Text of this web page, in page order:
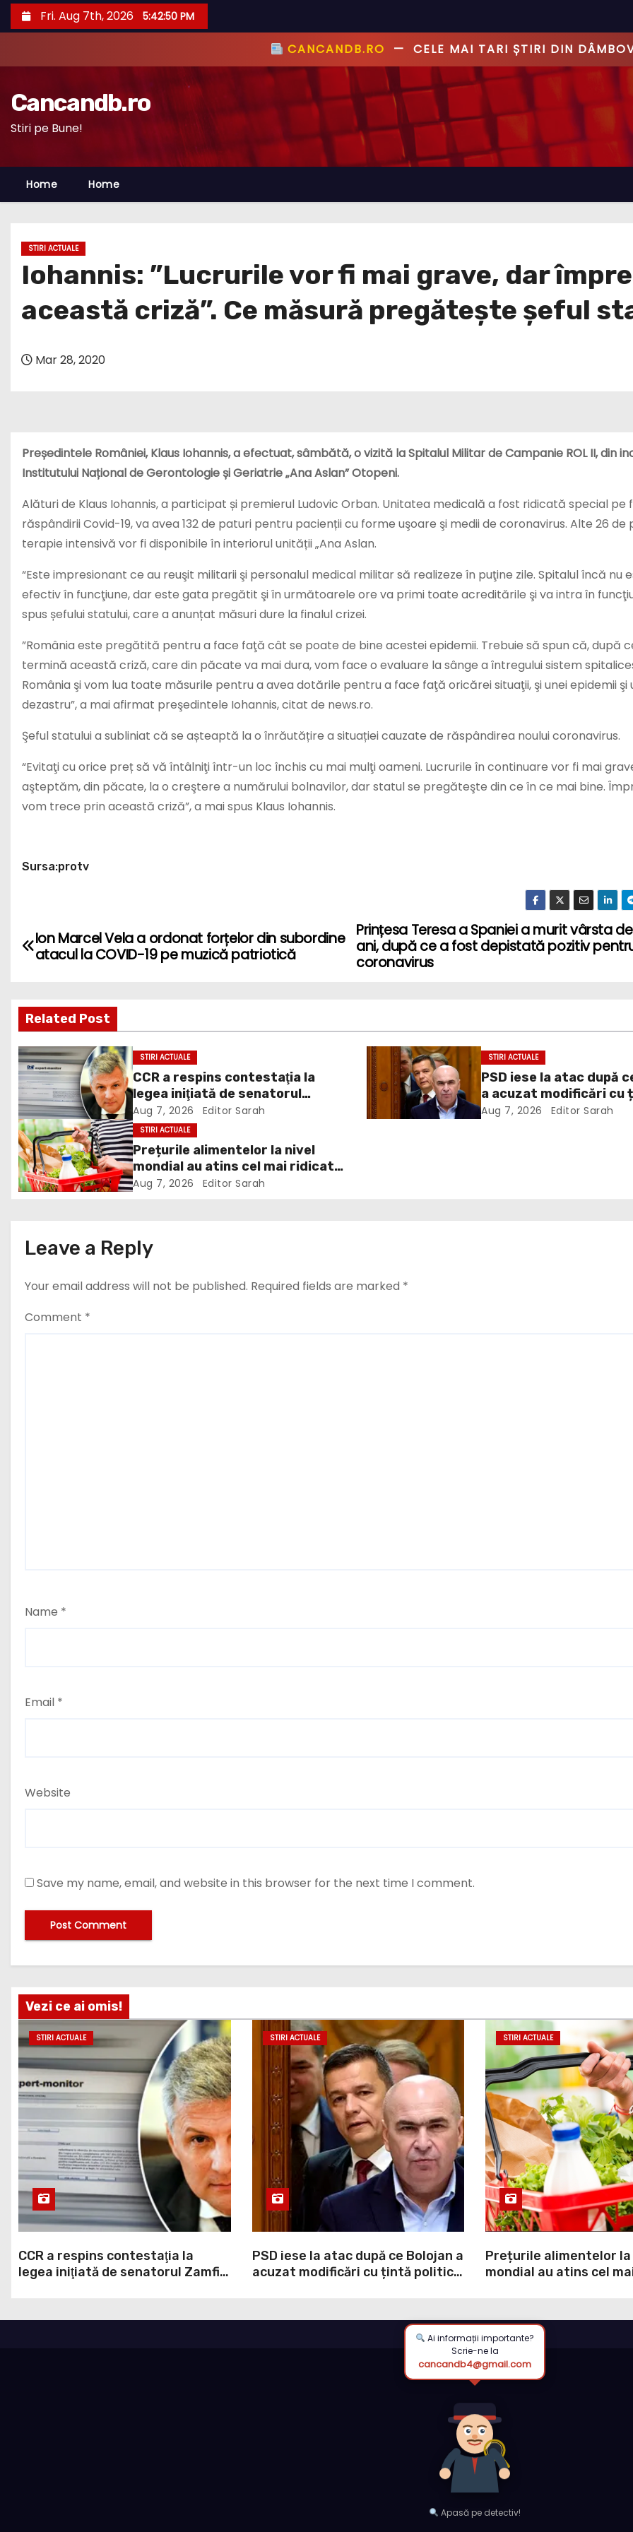
k
p
n
e
Fri. Aug 7th, 2026 5:42:51 PM
CANCANDB.RO—PRIMUL CU ȘTIREA, PRIMUL CU
Cancandb.ro
Stiri pe Bune!
Home Home
STIRI ACTUALE
Iohannis: ”Lucrurile vor fi mai grave, dar
această criză”. Ce măsură pregătește șeful
Mar 28, 2020
Președintele României, Klaus Iohannis, a efectuat, sâmbătă, o vizită la Spitalul Militar de Campanie ROL II, din
Institutului Național de Gerontologie și Geriatrie „Ana Aslan” Otopeni.
Alături de Klaus Iohannis, a participat și premierul Ludovic Orban. Unitatea medicală a fost ridicată special pe
răspândirii Covid-19, va avea 132 de paturi pentru pacienții cu forme uşoare şi medii de coronavirus. Alte 26 de
terapie intensivă vor fi disponibile în interiorul unității „Ana Aslan.
“Este impresionant ce au reuşit militarii şi personalul medical militar să realizeze în puţine zile. Spitalul încă nu
efectiv în funcţiune, dar este gata pregătit şi în următoarele ore va primi toate acreditările şi va intra în
spus șefului statului, care a anunțat măsuri dure la finalul crizei.
”România este pregătită pentru a face faţă cât se poate de bine acestei epidemii. Trebuie să spun că, după
termină această criză, care din păcate va mai dura, vom face o evaluare la sânge a întregului sistem
România şi vom lua toate măsurile pentru a avea dotările pentru a face faţă oricărei situaţii, şi unei epidemii şi
dezastru”, a mai afirmat preşedintele Iohannis, citat de news.ro.
Şeful statului a subliniat că se așteaptă la o înrăutățire a situației cauzate de răspândirea noului coronavirus.
“Evitaţi cu orice preț să vă întâlniţi într-un loc închis cu mai mulţi oameni. Lucrurile în continuare vor fi mai
aşteptăm, din păcate, la o creştere a numărului bolnavilor, dar statul se pregăteşte din ce în ce mai bine.
vom trece prin această criză”, a mai spus Klaus Iohannis.
Sursa:protv
P
t
n
a
v
i
g
i
o
n
Prințesa Teresa a Spaniei a murit vârsta
ani, după ce a fost depistată pozitiv
coronavirus
Ion Marcel Vela a ordonat forțelor din subordine
atacul la COVID-19 pe muzică patriotică
Related Post
STIRI ACTUALE
CCR a respins contestaţia la
legea iniţiată de senatorul
Zamfir de la PSD, care permite
reluarea construcţiei
hidrocentralelor din zonele
protejate
Aug 7, 2026 Editor Sarah
STIRI ACTUALE
PSD iese la atac după
a acuzat modificări cu
politică la Legea ANI: O
Aug 7, 2026 Editor Sarah
STIRI ACTUALE
Prețurile alimentelor la nivel
mondial au atins cel mai ridicat
nivel din ultimii peste trei ani. În
războiul din Ucraina va perturba
Neagră.
Aug 7, 2026 Editor Sarah
Leave a Reply
Your email address will not be published. Required fields are marked *
Comment *
Name *
Email *
Website
Save my name, email, and website in this browser for the next time I comment.
Vezi ce ai omis!
STIRI ACTUALE
CCR a respins contestaţia la
legea iniţiată de senatorul Zamfir
zonele protejate
STIRI ACTUALE
PSD iese la atac după ce Bolojan a
acuzat modificări cu țintă politică
acopere culpa PNL-USR
STIRI ACTUALE
Prețurile alimentelor la
mondial au atins cel
mai mult (+5,8%), pe
secetei, dar și al
războiul din Ucraina va
din nou exporturile prin
Ai informații importante?
Scrie-ne la
cancandb4@gmail.com
Apasă pe detectiv!